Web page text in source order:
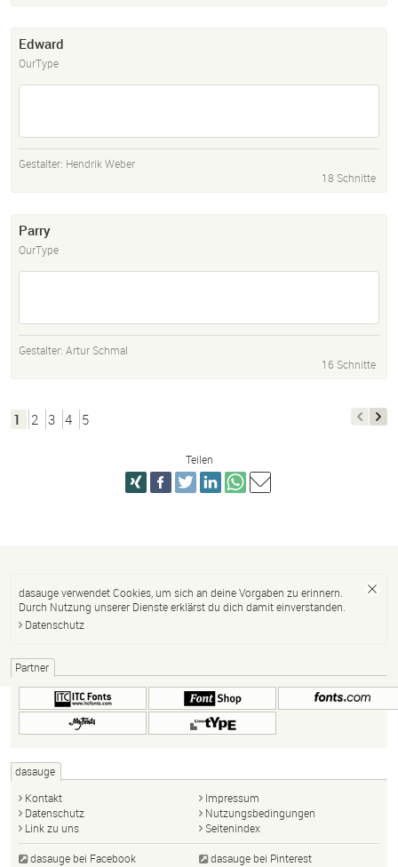
Edward
OurType
Gestalter: Hendrik Weber
18 Schnitte
Parry
OurType
Gestalter: Artur Schmal
16 Schnitte
1 2 3 4 5
Teilen
dasauge verwendet Cookies, um sich an deine Vorgaben zu erinnern.
Durch Nutzung unserer Dienste erklärst du dich damit einverstanden.
Datenschutz
Partner
dasauge
Kontakt
Impressum
Datenschutz
Nutzungsbedingungen
Link zu uns
Seitenindex
dasauge bei Facebook dasauge bei Pinterest